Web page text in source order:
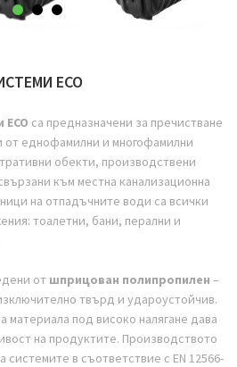
ECO
са предназначени за пречистване
от еднофамилни и многофамилни
обекти, производствени
към местна канализационна
на отпадъчните води са всички
тоалетни, бани, перални и
от шприцован полипропилен –
твърд и удароустойчив.
материала под високо налягане дава
на продуктите. Производството
системите в съответствие с EN 12566-